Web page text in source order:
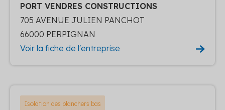
PORT VENDRES CONSTRUCTIONS
705 AVENUE JULIEN PANCHOT
66000 PERPIGNAN
Voir la fiche de l'entreprise
Isolation des planchers bas